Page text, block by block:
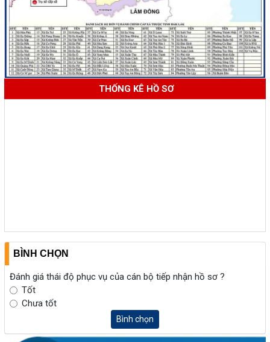
THỐNG KÊ HỒ SƠ
BÌNH CHỌN
Đánh giá thái độ phục vụ của cán bộ tiếp nhận hồ sơ ?
Tốt
Chưa tốt
Bình chọn